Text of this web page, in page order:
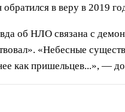
в веру в 2019
об НЛО связана с
«Небесные
как пришельцев...», —